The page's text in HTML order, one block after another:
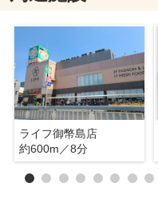
ライフ御幣島店
約600m／8分